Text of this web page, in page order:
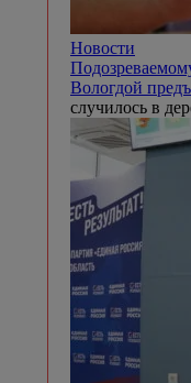
Новости
Вологдой
случилось в